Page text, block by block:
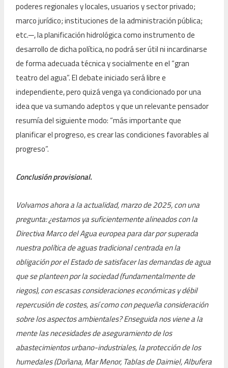
poderes regionales y locales, usuarios y sector privado;
marco jurídico; instituciones de la administración pública;
etc.─, la planificación hidrológica como instrumento de
desarrollo de dicha política, no podrá ser útil ni incardinarse
de forma adecuada técnica y socialmente en el “gran
teatro del agua”. El debate iniciado será libre e
independiente, pero quizá venga ya condicionado por una
idea que va sumando adeptos y que un relevante pensador
resumía del siguiente modo: “más importante que
planificar el progreso, es crear las condiciones favorables al
progreso”.
Conclusión provisional.
Volvamos ahora a la actualidad, marzo de 2025, con una
pregunta: ¿estamos ya suficientemente alineados con la
Directiva Marco del Agua europea para dar por superada
nuestra política de aguas tradicional centrada en la
obligación por el Estado de satisfacer las demandas de agua
que se planteen por la sociedad (fundamentalmente de
riegos), con escasas consideraciones económicas y débil
repercusión de costes, así como con pequeña consideración
sobre los aspectos ambientales? Enseguida nos viene a la
mente las necesidades de aseguramiento de los
abastecimientos urbano-industriales, la protección de los
humedales (Doñana, Mar Menor, Tablas de Daimiel, Albufera